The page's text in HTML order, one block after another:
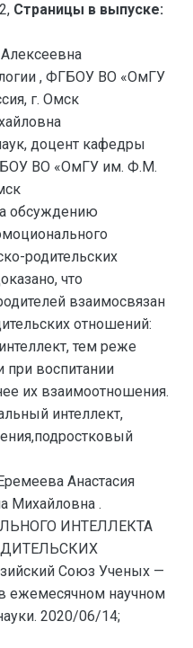
Страницы в выпуске:
, ФГБОУ ВО «ОмГУ
г. Омск
доцент кафедры
ВО «ОмГУ им. Ф.М.
обсуждению
родительских
что
взаимосвязан
отношений:
тем реже
при воспитании
их взаимоотношения.
интеллект,
Анастасия
Михайловна .
ИНТЕЛЛЕКТА
Союз Ученых —
ежемесячном научном
2020/06/14;